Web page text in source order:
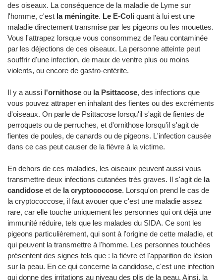
des oiseaux. La conséquence de la maladie de Lyme sur
l'homme, c'est la méningite. Le E-Coli quant à lui est une
maladie directement transmise par les pigeons ou les mouettes.
Vous l'attrapez lorsque vous consommez de l'eau contaminée
par les déjections de ces oiseaux. La personne atteinte peut
souffrir d'une infection, de maux de ventre plus ou moins
violents, ou encore de gastro-entérite.
Il y a aussi l'ornithose ou la Psittacose, des infections que
vous pouvez attraper en inhalant des fientes ou des excréments
d'oiseaux. On parle de Psittacose lorsqu'il s'agit de fientes de
perroquets ou de perruches, et d'ornithose lorsqu'il s'agit de
fientes de poules, de canards ou de pigeons. L'infection causée
dans ce cas peut causer de la fièvre à la victime.
En dehors de ces maladies, les oiseaux peuvent aussi vous
transmettre deux infections cutanées très graves. Il s'agit de la
candidose et de la cryptococcose. Lorsqu'on prend le cas de
la cryptococcose, il faut avouer que c'est une maladie assez
rare, car elle touche uniquement les personnes qui ont déjà une
immunité réduire, tels que les malades du SIDA. Ce sont les
pigeons particulièrement, qui sont à l'origine de cette maladie, et
qui peuvent la transmettre à l'homme. Les personnes touchées
présentent des signes tels que : la fièvre et l'apparition de lésion
sur la peau. En ce qui concerne la candidose, c'est une infection
qui donne des irritations au niveau des plis de la peau. Ainsi, la